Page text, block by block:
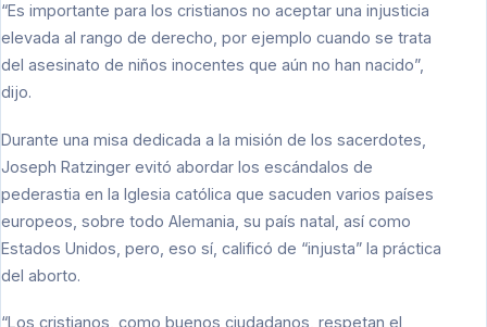
“Es importante para los cristianos no aceptar una injusticia
elevada al rango de derecho, por ejemplo cuando se trata
del asesinato de niños inocentes que aún no han nacido”,
dijo.
Durante una misa dedicada a la misión de los sacerdotes,
Joseph Ratzinger evitó abordar los escándalos de
pederastia en la Iglesia católica que sacuden varios países
europeos, sobre todo Alemania, su país natal, así como
Estados Unidos, pero, eso sí, calificó de “injusta” la práctica
del aborto.
“Los cristianos, como buenos ciudadanos, respetan el